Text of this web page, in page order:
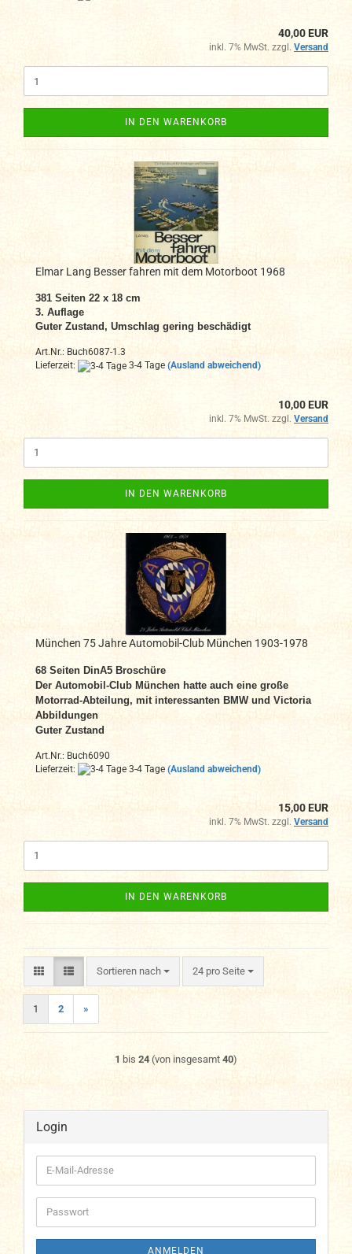
40,00 EUR
inkl. 7% MwSt. zzgl. Versand
IN DEN WARENKORB
Elmar Lang Besser fahren mit dem Motorboot 1968
381 Seiten 22 x 18 cm
3. Auflage
Guter Zustand, Umschlag gering beschädigt
Art.Nr.: Buch6087-1.3
Lieferzeit:
3-4 Tage (Ausland abweichend)
10,00 EUR
inkl. 7% MwSt. zzgl. Versand
IN DEN WARENKORB
München 75 Jahre Automobil-Club München 1903-1978
68 Seiten DinA5 Broschüre
Der Automobil-Club München hatte auch eine große
Motorrad-Abteilung, mit interessanten BMW und Victoria
Abbildungen
Guter Zustand
Art.Nr.: Buch6090
Lieferzeit:
3-4 Tage (Ausland abweichend)
15,00 EUR
inkl. 7% MwSt. zzgl. Versand
IN DEN WARENKORB
Sortieren nach
Sortieren nach 24 pro Seite
pro Seite
1 2 »
1 bis 24 (von insgesamt 40)
Login
E-
Mail-
Adresse
Passwort
ANMELDEN